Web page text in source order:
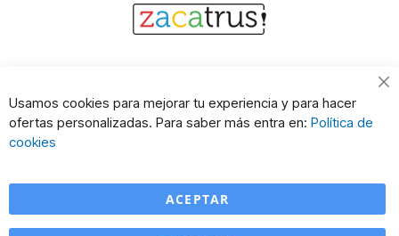
Usamos cookies para mejorar tu experiencia y para hacer
ofertas personalizadas. Para saber más entra en: Política de
cookies
ACEPTAR